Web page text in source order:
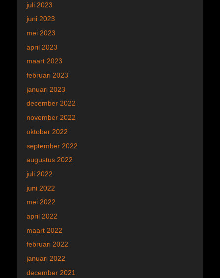
juli 2023
juni 2023
mei 2023
april 2023
maart 2023
februari 2023
januari 2023
december 2022
november 2022
oktober 2022
september 2022
augustus 2022
juli 2022
juni 2022
mei 2022
april 2022
maart 2022
februari 2022
januari 2022
december 2021